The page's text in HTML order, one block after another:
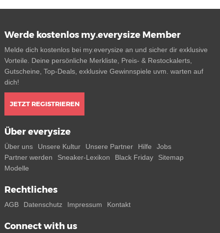
Werde kostenlos my.everysize Member
Melde dich kostenlos bei my.everysize an und sicher dir exklusive
Vorteile. Deine persönliche Merkliste, Preis- & Restockalerts,
Gutscheine, Top-Deals, exklusive Gewinnspiele uvm. warten auf
dich!
JETZT REGISTRIEREN
Über everysize
Über uns Unsere Kultur Unsere Partner Hilfe
Jobs
Partner werden
Sneaker-Lexikon Black Friday
Sitemap
Modelle
Rechtliches
AGB Datenschutz Impressum Kontakt
Connect with us